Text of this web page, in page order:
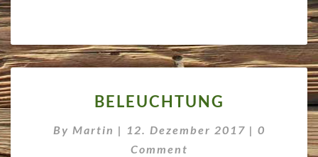
BELEUCHTUNG
By Martin | 12. Dezember 2017 | 0
Comment